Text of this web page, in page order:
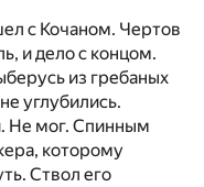
с Кочаном. Чертов
и дело с концом.
из гребаных
углубились.
Не мог. Спинным
которому
Ствол его